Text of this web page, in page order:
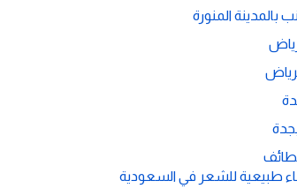
المنورة
طبيعية للشعر في السعودية